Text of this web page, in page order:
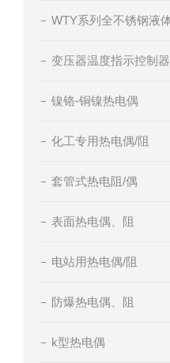
变压器温度指示控制器
镍铬-铜镍热电偶
化工专用热电偶/阻
套管式热电阻/偶
表面热电偶、阻
电站用热电偶/阻
防爆热电偶、阻
k型热电偶